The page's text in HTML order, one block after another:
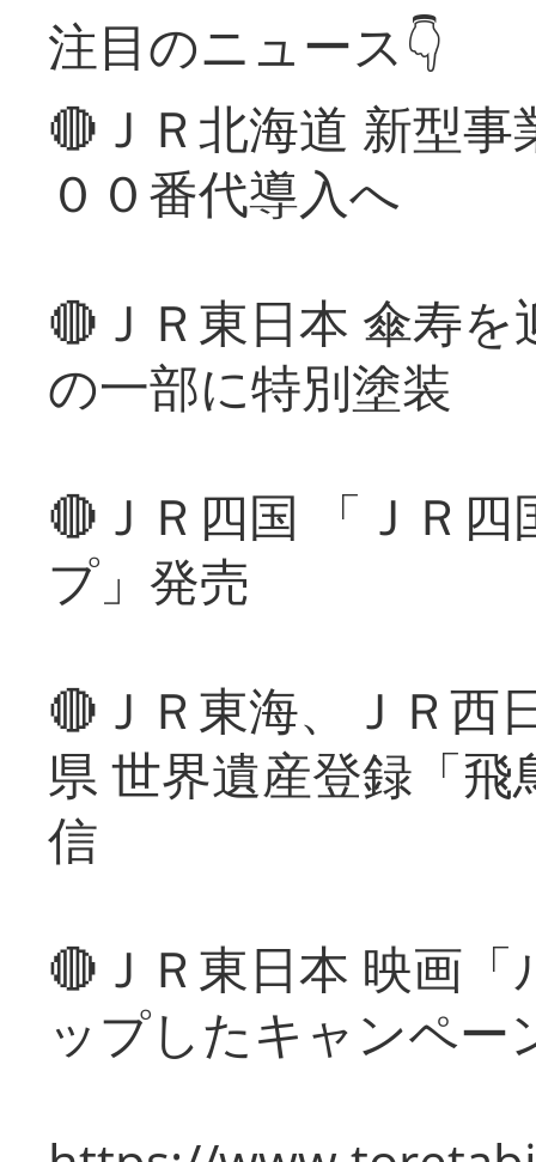
注目のニュース👇
🔴ＪＲ北海道 新型
００番代導入へ
🔴ＪＲ東日本 傘寿
の一部に特別塗装
🔴ＪＲ四国 「ＪＲ
プ」発売
🔴ＪＲ東海、ＪＲ西
県 世界遺産登録「
信
🔴ＪＲ東日本 映画
ップしたキャンペー